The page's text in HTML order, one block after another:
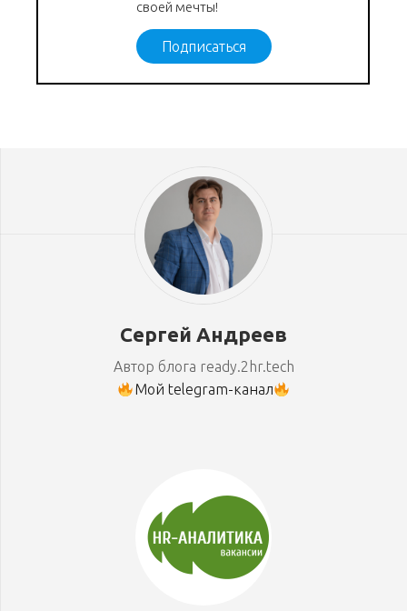
своей мечты!
Подписаться
Сергей Андреев
Автор блога ready.2hr.tech
Мой telegram-канал